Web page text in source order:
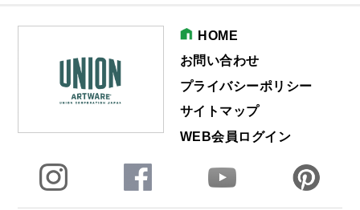
HOME
お問い合わせ
プライバシーポリシー
サイトマップ
WEB会員ログイン